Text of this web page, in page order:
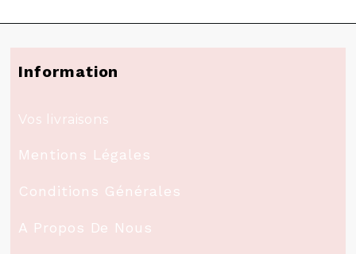
Information
Vos livraisons
Mentions Légales
Conditions Générales
A Propos De Nous